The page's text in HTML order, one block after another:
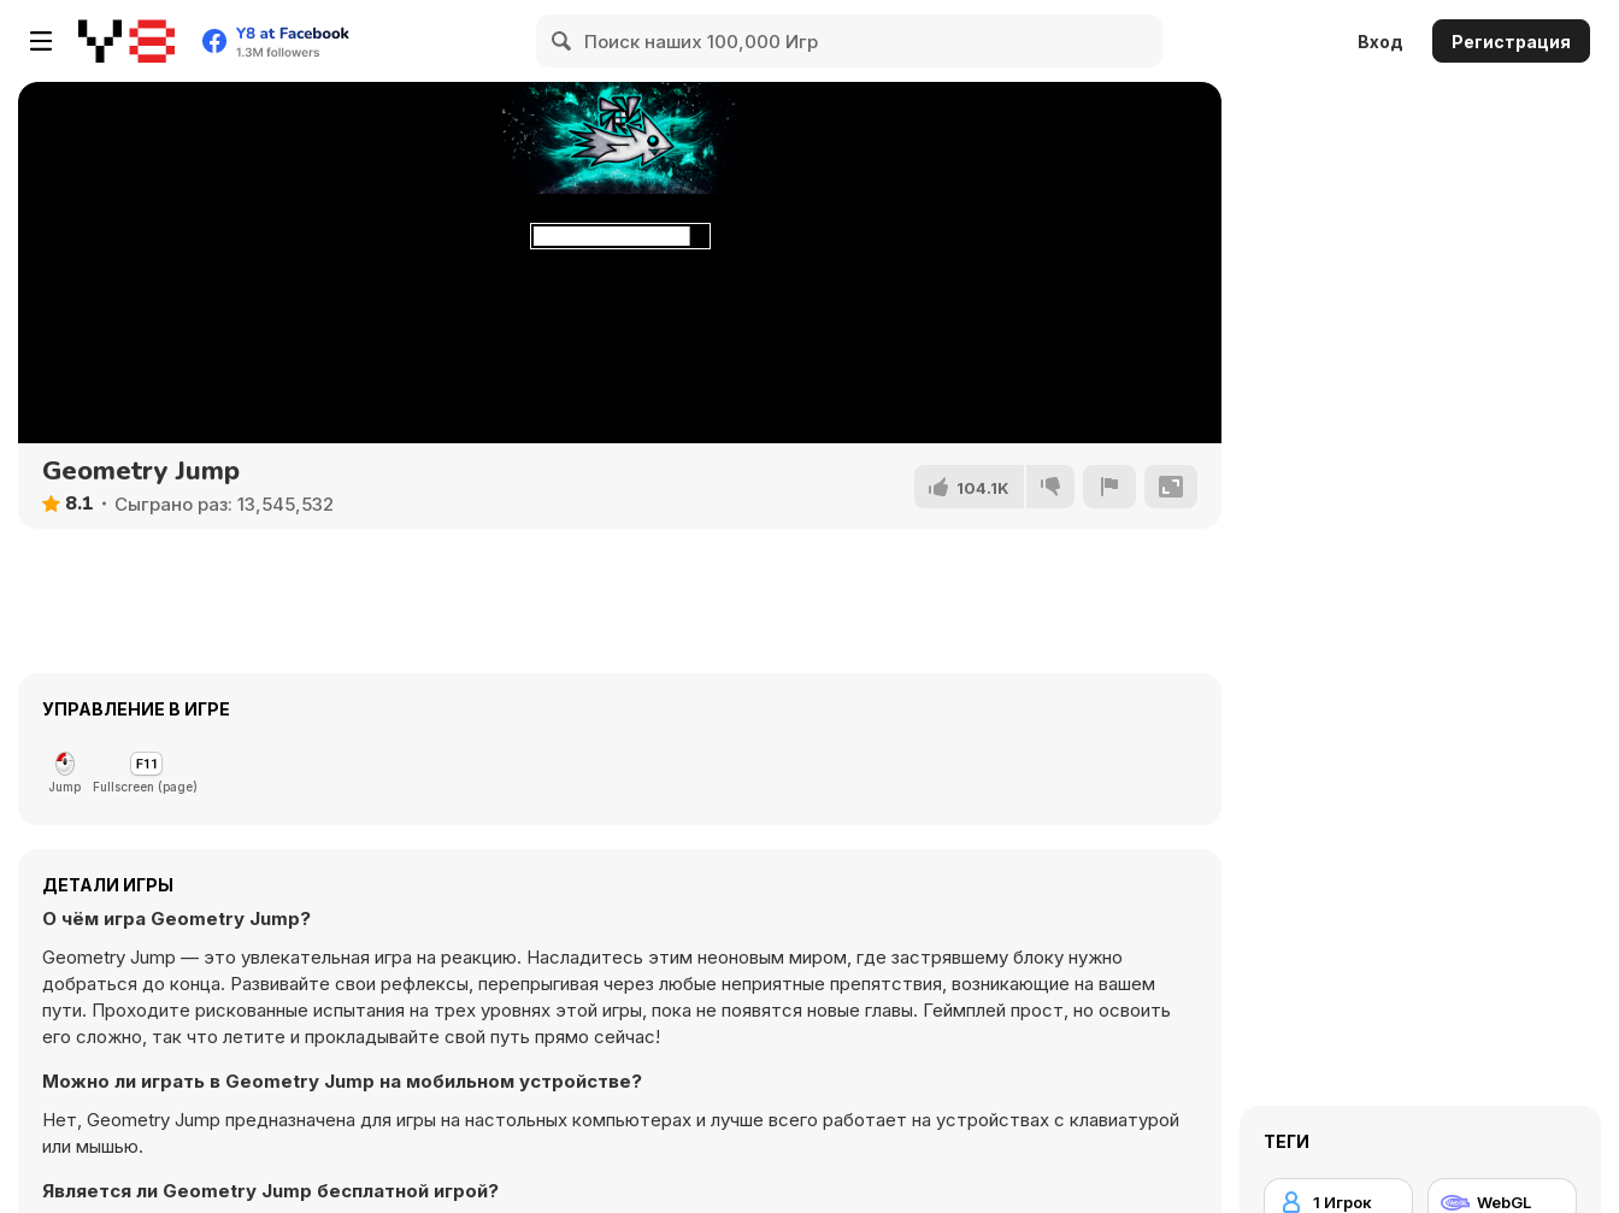
Вход Регистрация
Geometry Jump
8.1 Сыграно раз: 13,545,532
104.1K
УПРАВЛЕНИЕ В ИГРЕ
Jump Fullscreen (page)
ДЕТАЛИ ИГРЫ
О чём игра Geometry Jump?
Geometry Jump — это увлекательная игра на реакцию. Насладитесь этим неоновым миром, где застрявшему блоку нужно
добраться до конца. Развивайте свои рефлексы, перепрыгивая через любые неприятные препятствия, возникающие на вашем
пути. Проходите рискованные испытания на трех уровнях этой игры, пока не появятся новые главы. Геймплей прост, но освоить
его сложно, так что летите и прокладывайте свой путь прямо сейчас!
Можно ли играть в Geometry Jump на мобильном устройстве?
Нет, Geometry Jump предназначена для игры на настольных компьютерах и лучше всего работает на устройствах с клавиатурой
или мышью.
Является ли Geometry Jump бесплатной игрой?
ТЕГИ
1 Игрок WebGL